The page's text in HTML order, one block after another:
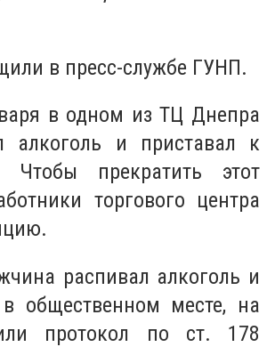
в пресс-службе ГУНП.
в одном из ТЦ Днепра
алкоголь и приставал к
Чтобы прекратить этот
торгового центра
распивал алкоголь и
общественном месте, на
протокол по ст. 178